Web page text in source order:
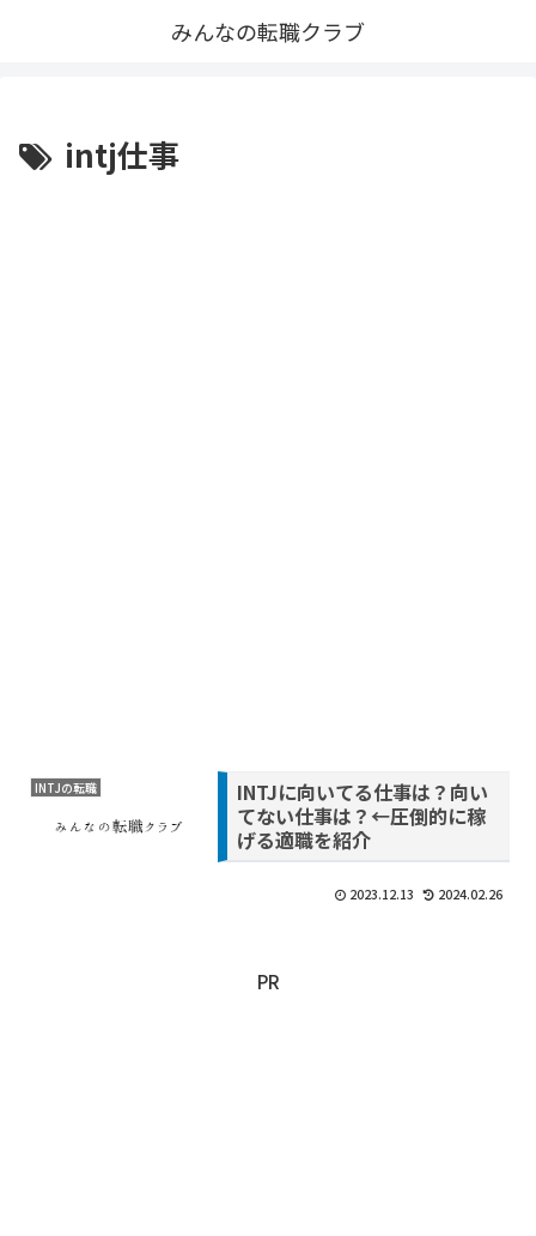
みんなの転職クラブ
intj仕事
INTJの転職
INTJに向いてる仕事は？向い
てない仕事は？←圧倒的に稼
げる適職を紹介
2023.12.13 2024.02.26
PR